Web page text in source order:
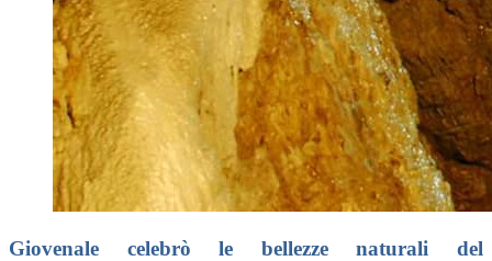
Giovenale celebrò le bellezze naturali del